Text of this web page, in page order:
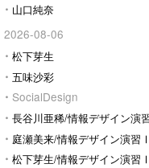
山口純奈
2026-08-06
松下芽生
五味沙彩
SocialDesign
長谷川亜稀/情報デザイン演
Ⅰ 庭瀬美来/情報デザイン演習Ⅰ
松下芽生/情報デザイン演習Ⅰ